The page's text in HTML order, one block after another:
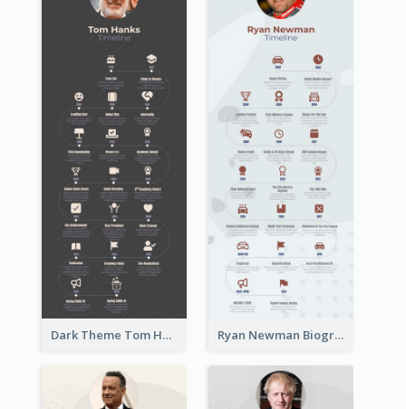
Dark Theme Tom Hanks Biography Timeline Ryan Newman Biography Timeline